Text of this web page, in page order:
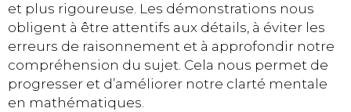
et plus rigoureuse. Les démonstrations nous
obligent à être attentifs aux détails, à éviter les
erreurs de raisonnement et à approfondir notre
compréhension du sujet. Cela nous permet de
progresser et d’améliorer notre clarté mentale
en mathématiques.